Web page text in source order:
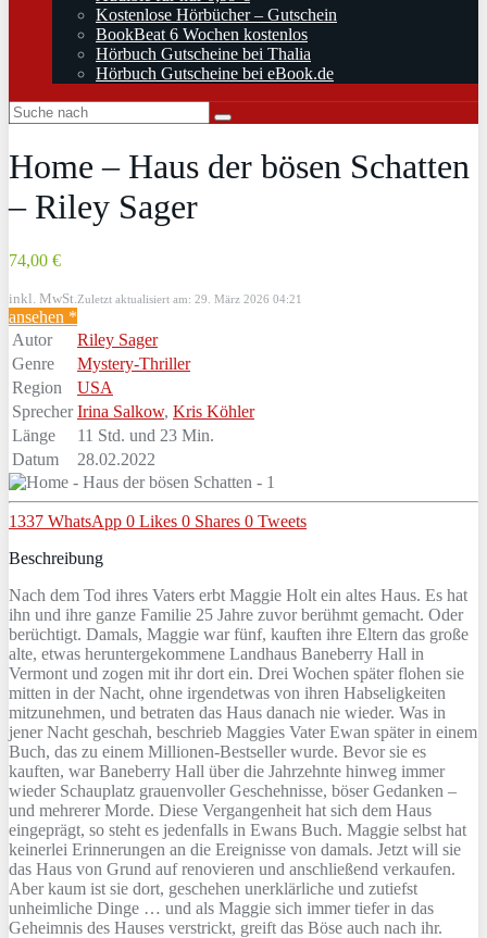
Kostenlose Hörbücher – Gutschein
BookBeat 6 Wochen kostenlos
Hörbuch Gutscheine bei Thalia
Hörbuch Gutscheine bei eBook.de
Home – Haus der bösen Schatten
– Riley Sager
74,00 €
inkl. MwSt. Zuletzt aktualisiert am: 29. März 2026 04:21
ansehen *
Autor
Riley Sager
Genre
Mystery-Thriller
Region
USA
Sprecher Irina Salkow, Kris Köhler
Länge
11 Std. und 23 Min.
Datum
28.02.2022
1337 WhatsApp 0 Likes 0 Shares 0 Tweets
Beschreibung
Nach dem Tod ihres Vaters erbt Maggie Holt ein altes Haus. Es hat
ihn und ihre ganze Familie 25 Jahre zuvor berühmt gemacht. Oder
berüchtigt. Damals, Maggie war fünf, kauften ihre Eltern das große
alte, etwas heruntergekommene Landhaus Baneberry Hall in
Vermont und zogen mit ihr dort ein. Drei Wochen später flohen sie
mitten in der Nacht, ohne irgendetwas von ihren Habseligkeiten
mitzunehmen, und betraten das Haus danach nie wieder. Was in
jener Nacht geschah, beschrieb Maggies Vater Ewan später in einem
Buch, das zu einem Millionen-Bestseller wurde. Bevor sie es
kauften, war Baneberry Hall über die Jahrzehnte hinweg immer
wieder Schauplatz grauenvoller Geschehnisse, böser Gedanken –
und mehrerer Morde. Diese Vergangenheit hat sich dem Haus
eingeprägt, so steht es jedenfalls in Ewans Buch. Maggie selbst hat
keinerlei Erinnerungen an die Ereignisse von damals. Jetzt will sie
das Haus von Grund auf renovieren und anschließend verkaufen.
Aber kaum ist sie dort, geschehen unerklärliche und zutiefst
unheimliche Dinge … und als Maggie sich immer tiefer in das
Geheimnis des Hauses verstrickt, greift das Böse auch nach ihr.